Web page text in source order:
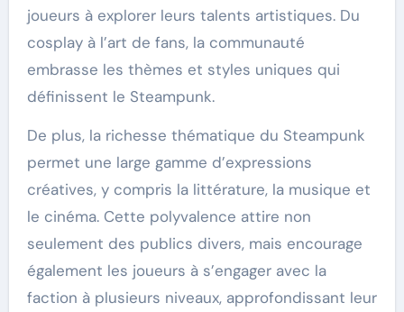
joueurs à explorer leurs talents artistiques. Du
cosplay à l’art de fans, la communauté
embrasse les thèmes et styles uniques qui
définissent le Steampunk.
De plus, la richesse thématique du Steampunk
permet une large gamme d’expressions
créatives, y compris la littérature, la musique et
le cinéma. Cette polyvalence attire non
seulement des publics divers, mais encourage
également les joueurs à s’engager avec la
faction à plusieurs niveaux, approfondissant leur